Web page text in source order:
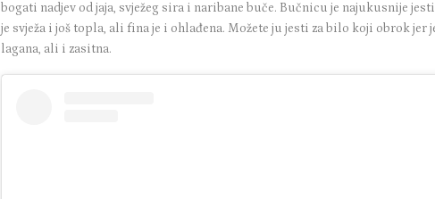
bogati nadjev od jaja, svježeg sira i naribane buče. Bučnicu je najukusnije
je svježa i još topla, ali fina je i ohlađena. Možete ju jesti za bilo koji obrok jer
lagana, ali i zasitna.